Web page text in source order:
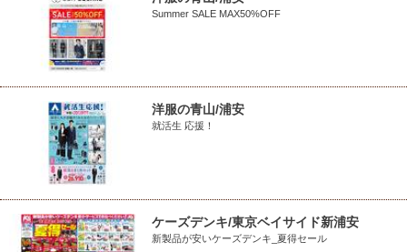
Summer SALE MAX50%OFF
洋服の青山/浦安
就活生 応援！
ケーズデンキ/東京ベイサイド新浦安
新製品が安いケーズデンキ_夏得セール